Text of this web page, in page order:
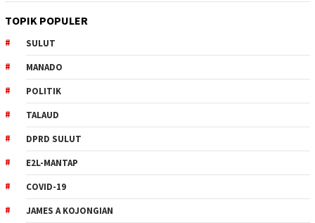
TOPIK POPULER
SULUT
MANADO
POLITIK
TALAUD
DPRD SULUT
E2L-MANTAP
COVID-19
JAMES A KOJONGIAN